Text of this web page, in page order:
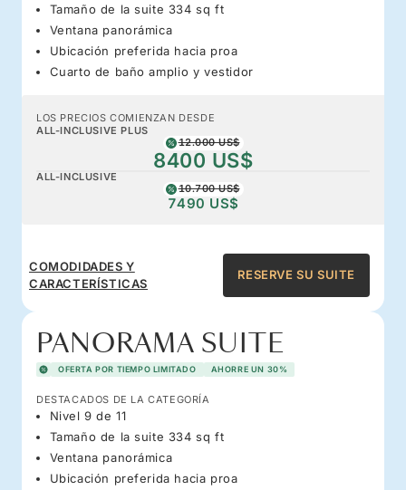
Tamaño de la suite 334 sq ft
Ventana panorámica
Ubicación preferida hacia proa
Cuarto de baño amplio y vestidor
LOS PRECIOS COMIENZAN DESDE
ALL-INCLUSIVE PLUS
12.000 US$
8400 US$
ALL-INCLUSIVE
10.700 US$
7490 US$
COMODIDADES Y
CARACTERÍSTICAS
RESERVE SU SUITE
PANORAMA SUITE
OFERTA POR TIEMPO LIMITADO AHORRE UN 30%
DESTACADOS DE LA CATEGORÍA
Nivel 9 de 11
Tamaño de la suite 334 sq ft
Ventana panorámica
Ubicación preferida hacia proa